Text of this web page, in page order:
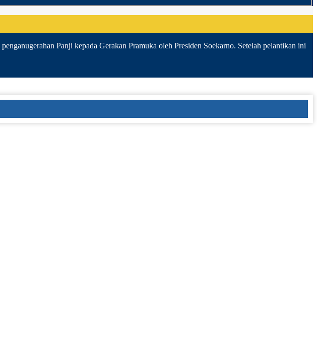
Panji kepada Gerakan Pramuka oleh Presiden Soekarno. Setelah pelantikan ini